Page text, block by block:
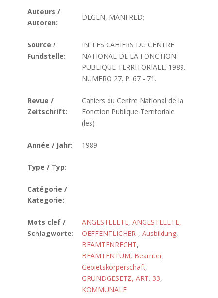
Auteurs /
Autoren:
DEGEN, MANFRED;
Source /
Fundstelle:
IN: LES CAHIERS DU CENTRE
NATIONAL DE LA FONCTION
PUBLIQUE TERRITORIALE. 1989.
NUMERO 27. P. 67 - 71.
Revue /
Zeitschrift:
Cahiers du Centre National de la
Fonction Publique Territoriale
(les)
Année / Jahr: 1989
Type / Typ:
Catégorie /
Kategorie:
Mots clef /
Schlagworte:
ANGESTELLTE, ANGESTELLTE,
OEFFENTLICHER-, Ausbildung,
BEAMTENRECHT,
BEAMTENTUM, Beamter,
Gebietskörperschaft,
GRUNDGESETZ, ART. 33,
KOMMUNALE